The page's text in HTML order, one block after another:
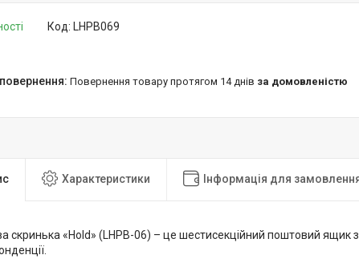
Код: LHPB069
повернення товару протягом 14 днів за домовленістю
Характеристики Інформація для
скринька «Hold» (LHPB-06) – це шестисекційний поштовий